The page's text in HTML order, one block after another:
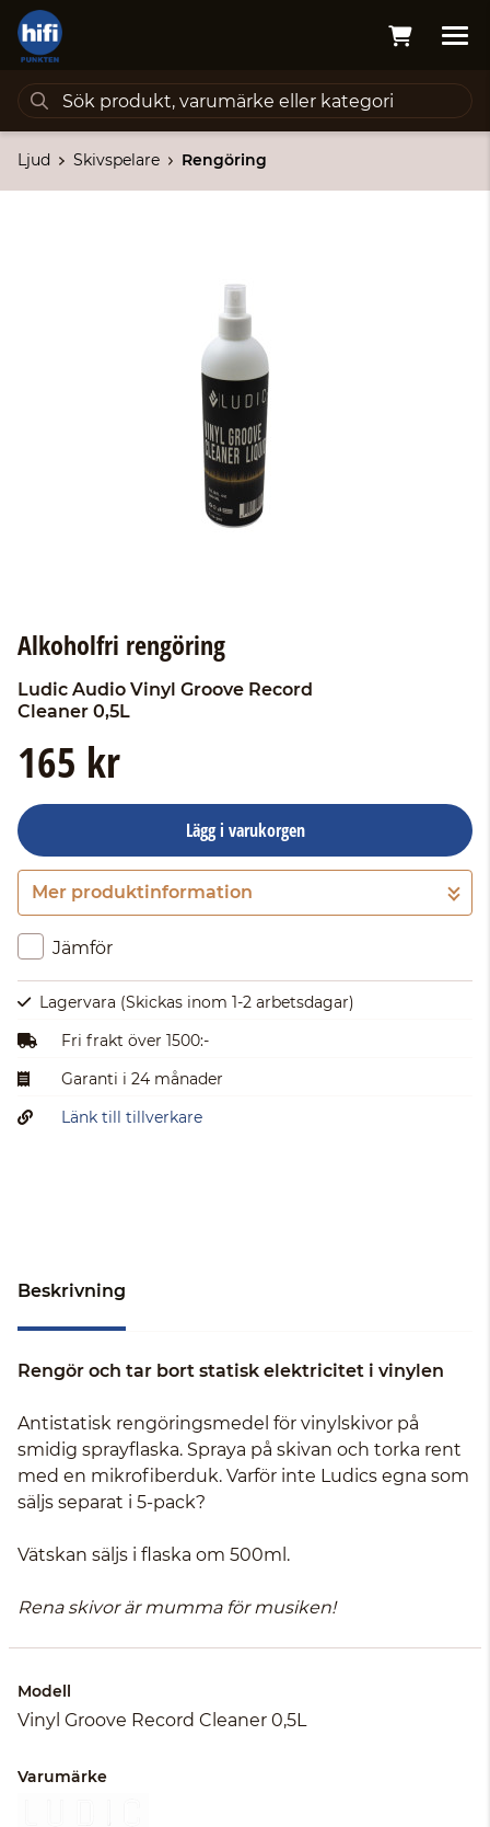
Ljud Skivspelare Rengöring
Alkoholfri rengöring
Ludic Audio Vinyl Groove Record
Cleaner 0,5L
165 kr
Lägg i varukorgen
Gå till kassan
Mer produktinformation
Jämför
Lagervara (Skickas inom 1-2 arbetsdagar)
Fri frakt över 1500:-
Garanti i 24 månader
Länk till tillverkare
Beskrivning
Rengör och tar bort statisk elektricitet i vinylen
Antistatisk rengöringsmedel för vinylskivor på
smidig sprayflaska. Spraya på skivan och torka rent
med en mikrofiberduk. Varför inte Ludics egna som
säljs separat i 5-pack?
Vätskan säljs i flaska om 500ml.
Rena skivor är mumma för musiken!
Modell
Vinyl Groove Record Cleaner 0,5L
Varumärke